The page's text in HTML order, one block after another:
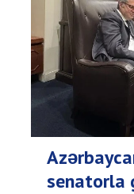
senatorla